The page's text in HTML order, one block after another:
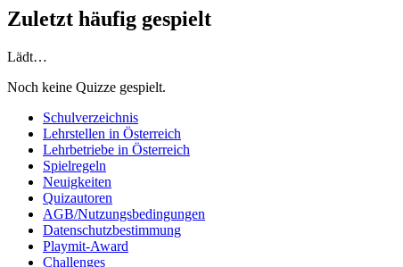
Zuletzt häufig gespielt
Lädt…
Noch keine Quizze gespielt.
Schulverzeichnis
Lehrstellen in Österreich
Lehrbetriebe in Österreich
Spielregeln
Neuigkeiten
Quizautoren
AGB/Nutzungsbedingungen
Datenschutzbestimmung
Playmit-Award
Challenges